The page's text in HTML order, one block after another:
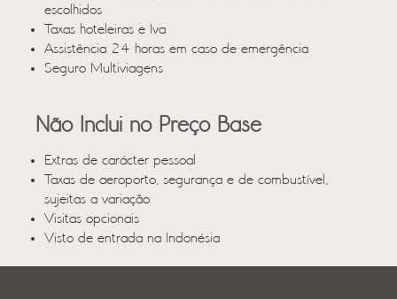
escolhidos
Taxas hoteleiras e Iva
Assistência 24 horas em caso de emergência
Seguro Multiviagens
Não Inclui no Preço Base
Extras de carácter pessoal
Taxas de aeroporto, segurança e de combustível,
sujeitas a variação
Visitas opcionais
Visto de entrada na Indonésia